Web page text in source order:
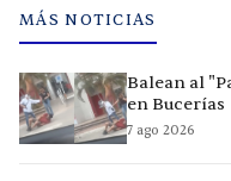
MÁS NOTICIAS
Balean al
en Bucerías
7 ago 2026